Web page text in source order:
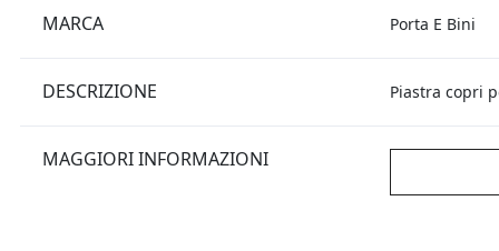
MARCA Porta E Bini
DESCRIZIONE Piastra copri
MAGGIORI INFORMAZIONI